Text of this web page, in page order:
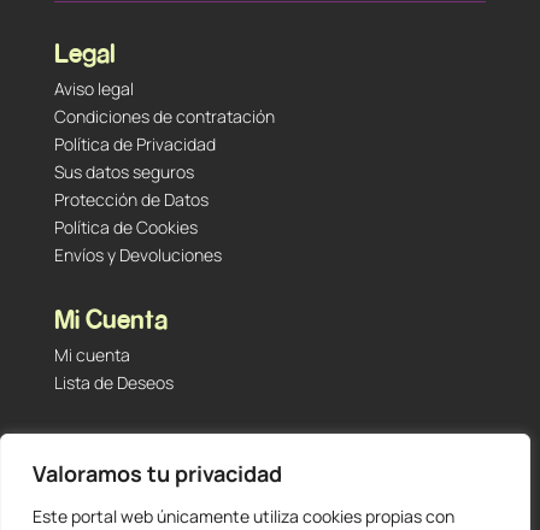
Valoramos tu privacidad
Este portal web únicamente utiliza cookies propias con
Legal
Aviso legal
Condiciones de contratación
Política de Privacidad
Sus datos seguros
Protección de Datos
Política de Cookies
Envíos y Devoluciones
Mi Cuenta
Mi cuenta
Lista de Deseos
Tu Tienda de Segunda Mano, Sambara #101 (Madrid,
28027 – España)